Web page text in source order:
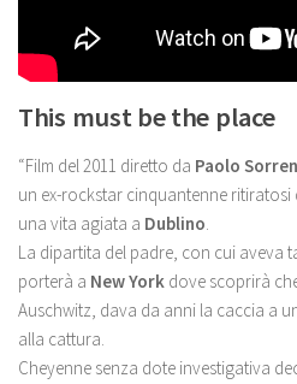
This must be the place
“Film del 2011 diretto da Paolo
un ex-rockstar cinquantenne ritiratosi
una vita agiata a Dublino.
La dipartita del padre, con cui aveva
porterà a New York dove scoprirà
Auschwitz, dava da anni la caccia a
alla cattura.
Cheyenne senza dote investigativa